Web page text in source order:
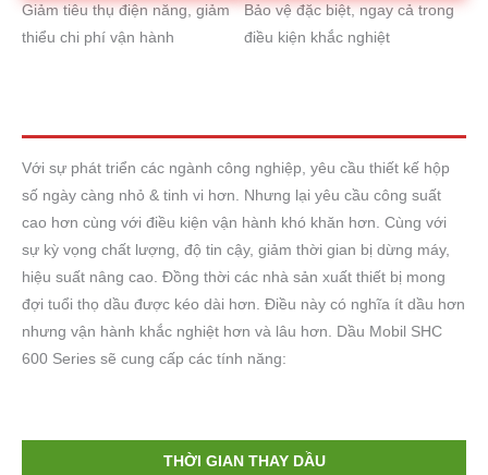
Giảm tiêu thụ điện năng, giảm
thiểu chi phí vận hành
Bảo vệ đặc biệt, ngay cả trong
điều kiện khắc nghiệt
Với sự phát triển các ngành công nghiệp, yêu cầu thiết kế hộp
số ngày càng nhỏ & tinh vi hơn. Nhưng lại yêu cầu công suất
cao hơn cùng với điều kiện vận hành khó khăn hơn. Cùng với
sự kỳ vọng chất lượng, độ tin cậy, giảm thời gian bị dừng máy,
hiệu suất nâng cao. Đồng thời các nhà sản xuất thiết bị mong
đợi tuổi thọ dầu được kéo dài hơn. Điều này có nghĩa ít dầu hơn
nhưng vận hành khắc nghiệt hơn và lâu hơn. Dầu Mobil SHC
600 Series sẽ cung cấp các tính năng:
THỜI GIAN THAY DẦU